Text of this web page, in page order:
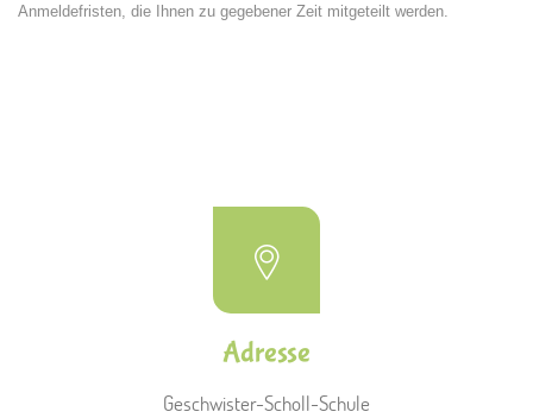
Anmeldefristen, die Ihnen zu gegebener Zeit mitgeteilt werden.
Adresse
Geschwister-Scholl-Schule